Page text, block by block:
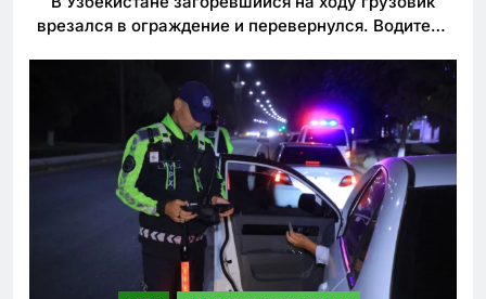
врезался в ограждение и перевернулся. Водитель